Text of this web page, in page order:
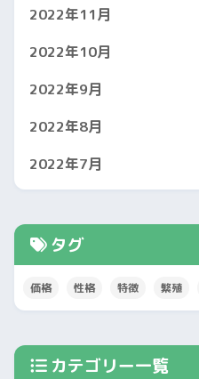
2022年11月
2022年10月
2022年9月
2022年8月
2022年7月
タグ
価格 性格 特徴 繁殖
カテゴリー一覧